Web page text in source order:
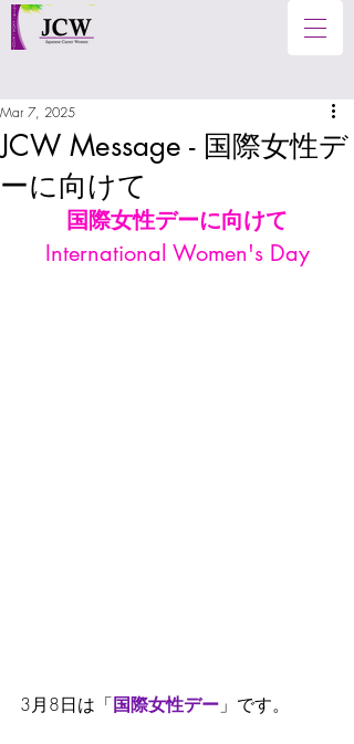
JCW Message - 国際女性デ
ーに向けて
Mar 7, 2025
国際女性デーに向けて
International Women's Day
3月8日は「国際女性デー 」です。